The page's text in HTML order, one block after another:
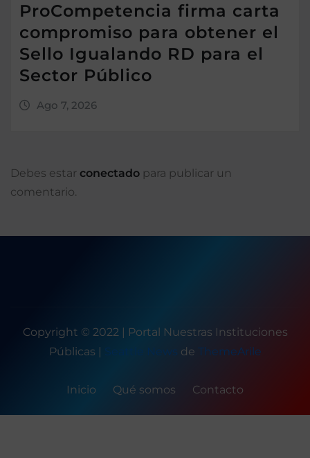
ProCompetencia firma carta
compromiso para obtener el
Sello Igualando RD para el
Sector Público
Ago 7, 2026
Debes estar conectado para publicar un
comentario.
Copyright © 2022 | Portal Nuestras Instituciones
Públicas | Seattle News de ThemeArile
Inicio Qué somos Contacto